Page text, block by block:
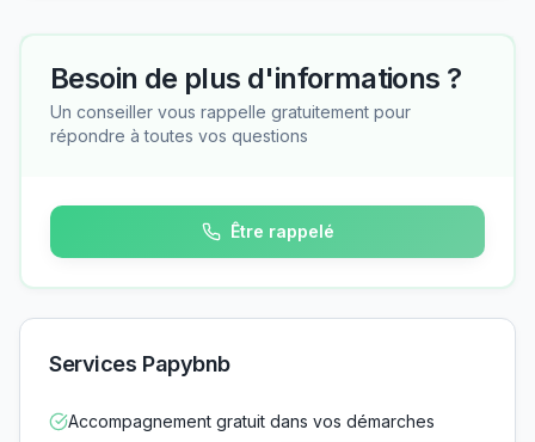
Besoin de plus d'informations ?
Un conseiller vous rappelle gratuitement pour
répondre à toutes vos questions
Être rappelé
Services Papybnb
Accompagnement gratuit dans vos démarches